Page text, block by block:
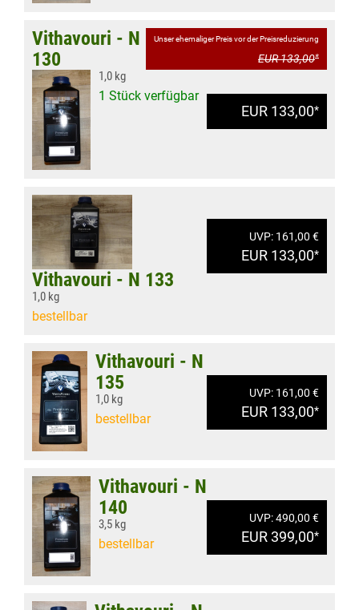
Unser ehemaliger Preis vor der Preisreduzierung
EUR 133,00*
EUR 133,00*
Vithavouri - N
130
1,0 kg
1 Stück verfügbar
UVP: 161,00 €
EUR 133,00*
Vithavouri - N 133
1,0 kg
bestellbar
UVP: 161,00 €
EUR 133,00*
Vithavouri - N
135
1,0 kg
bestellbar
UVP: 490,00 €
EUR 399,00*
Vithavouri - N
140
3,5 kg
bestellbar